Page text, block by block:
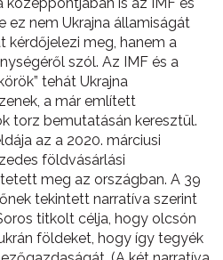
ez nem Ukrajna államiságát
kérdőjelezi meg, hanem a
szól. Az IMF és a
tehát Ukrajna
a már említett
torz bemutatásán keresztül.
az a 2020. márciusi
földvásárlási
meg az országban. A 39
tekintett narratíva szerint
titkolt célja, hogy olcsón
földeket, hogy így tegyék